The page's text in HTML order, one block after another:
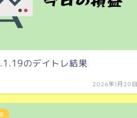
のデイトレ結果
2026年1月20日